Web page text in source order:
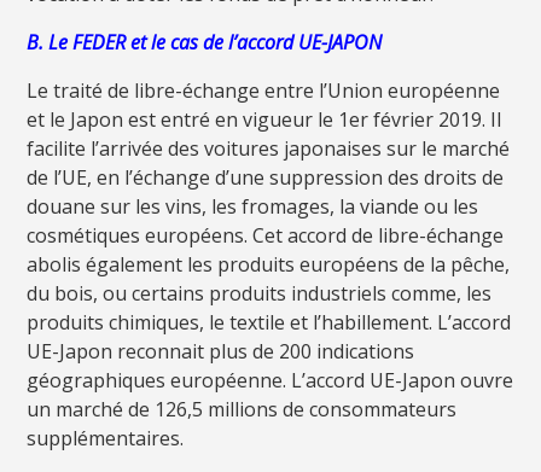
B. Le FEDER et le cas de l’accord UE-JAPON
Le traité de libre-échange entre l’Union européenne
et le Japon est entré en vigueur le 1er février 2019. Il
facilite l’arrivée des voitures japonaises sur le marché
de l’UE, en l’échange d’une suppression des droits de
douane sur les vins, les fromages, la viande ou les
cosmétiques européens. Cet accord de libre-échange
abolis également les produits européens de la pêche,
du bois, ou certains produits industriels comme, les
produits chimiques, le textile et l’habillement. L’accord
UE-Japon reconnait plus de 200 indications
géographiques européenne. L’accord UE-Japon ouvre
un marché de 126,5 millions de consommateurs
supplémentaires.